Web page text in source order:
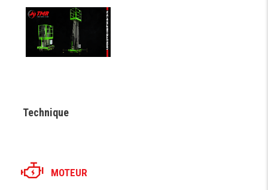
Technique
MOTEUR